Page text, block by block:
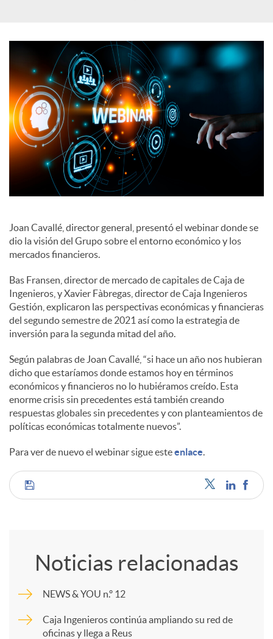
l
e
s
Joan Cavallé, director general, presentó el webinar donde se
dio la visión del Grupo sobre el entorno económico y los
mercados financieros.
Bas Fransen, director de mercado de capitales de Caja de
Ingenieros, y Xavier Fàbregas, director de Caja Ingenieros
Gestión, explicaron las perspectivas económicas y financieras
del segundo semestre de 2021 así como la estrategia de
inversión para la segunda mitad del año.
Según palabras de Joan Cavallé, “si hace un año nos hubieran
dicho que estaríamos donde estamos hoy en términos
económicos y financieros no lo hubiéramos creído. Esta
enorme crisis sin precedentes está también creando
respuestas globales sin precedentes y con planteamientos de
políticas económicas totalmente nuevos”.
Para ver de nuevo el webinar sigue esteenlace.
C
p
Noticias relacionadas
NEWS & YOU n.º 12
Caja Ingenieros continúa ampliando su red de
oficinas y llega a Reus